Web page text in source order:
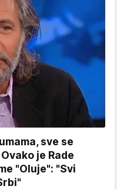
sve se
je Rade
"Oluje": "Svi